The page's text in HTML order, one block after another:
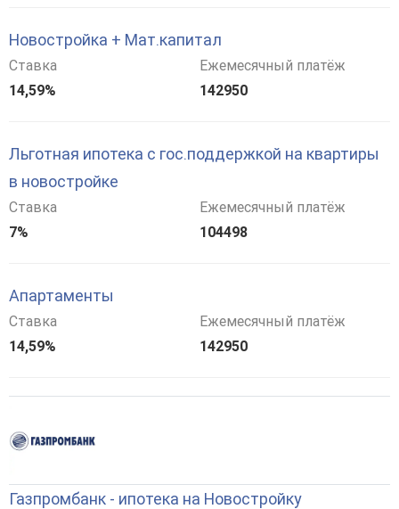
Новостройка + Мат.капитал
Ставка
14,59%
Ежемесячный платёж
142950
Льготная ипотека с гос.поддержкой на квартиры
в новостройке
Ставка
7%
Ежемесячный платёж
104498
Апартаменты
Ставка
14,59%
Ежемесячный платёж
142950
Газпромбанк - ипотека на Новостройку